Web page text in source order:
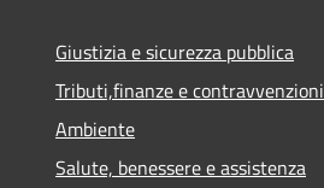
Giustizia e sicurezza pubblica
Tributi,finanze e contravvenzioni
Ambiente
Salute, benessere e assistenza